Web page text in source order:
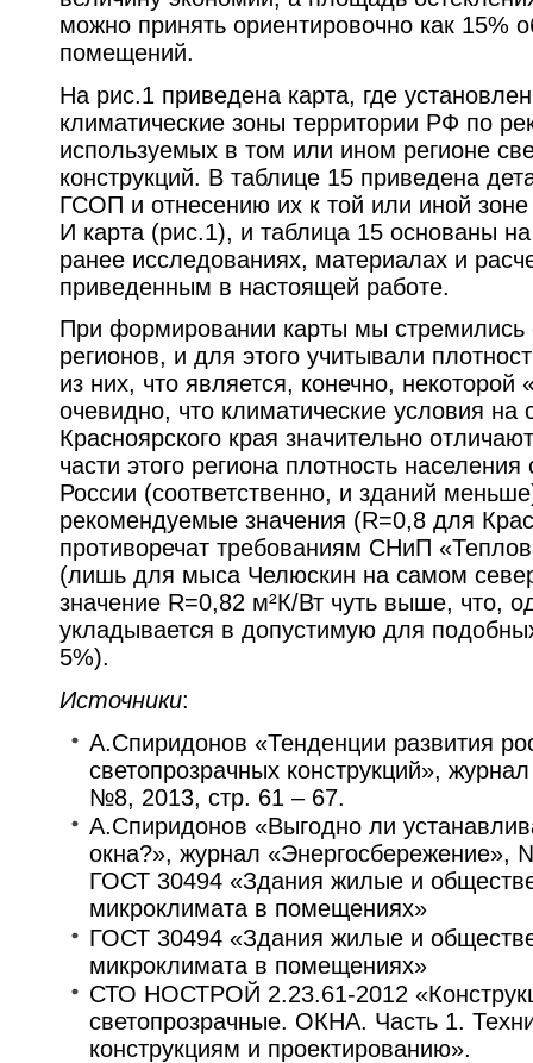
можно принять ориентировочно как 15%
помещений.
На рис.1 приведена карта, где
климатические зоны территории РФ по
используемых в том или ином регионе
конструкций. В таблице 15 приведена
ГСОП и отнесению их к той или иной зоне
И карта (рис.1), и таблица 15 основаны
ранее исследованиях, материалах и
приведенным в настоящей работе.
При формировании карты мы стремились
регионов, и для этого учитывали
из них, что является, конечно,
очевидно, что климатические условия на
Красноярского края значительно
части этого региона плотность
России (соответственно, и зданий
рекомендуемые значения (R=0,8 для
противоречат требованиям СНиП
(лишь для мыса Челюскин на самом
значение R=0,82 м²К/Вт чуть выше, что,
укладывается в допустимую для
5%).
Источники:
А.Спиридонов «Тенденции развития
светопрозрачных конструкций»,
№8, 2013, стр. 61 – 67.
А.Спиридонов «Выгодно ли
окна?», журнал «Энергосбережение»,
ГОСТ 30494 «Здания жилые и
микроклимата в помещениях»
ГОСТ 30494 «Здания жилые и
микроклимата в помещениях»
СТО НОСТРОЙ 2.23.61-2012
светопрозрачные. ОКНА. Часть 1.
конструкциям и проектированию».